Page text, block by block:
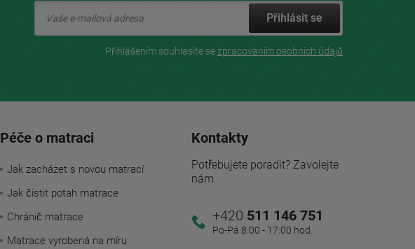
Přihlásit se
Přihlášením souhlasíte sezpracovaním osobních údajů
Péče o matraci
Jak zacházet s novou matrací
Jak čistit potah matrace
Chránič matrace
Matrace vyrobená na míru
Kontakty
Potřebujete poradit? Zavolejte
nám
+420 511 146 751
Po-Pá 8:00 - 17:00 hod.